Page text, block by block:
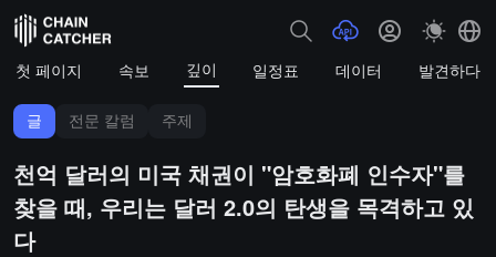
첫 페이지 속보 깊이 일정표 데이터 발견하다
글 전문 칼럼 주제
천억 달러의 미국 채권이 "암호화폐 인수자"를
찾을 때, 우리는 달러 2.0의 탄생을 목격하고 있
다